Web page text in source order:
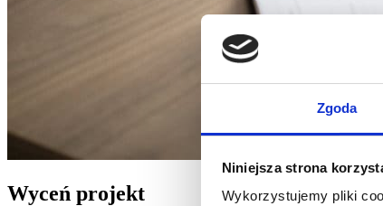
Zgoda
Niniejsza strona
Wykorzystujemy pliki
Wyceń projekt